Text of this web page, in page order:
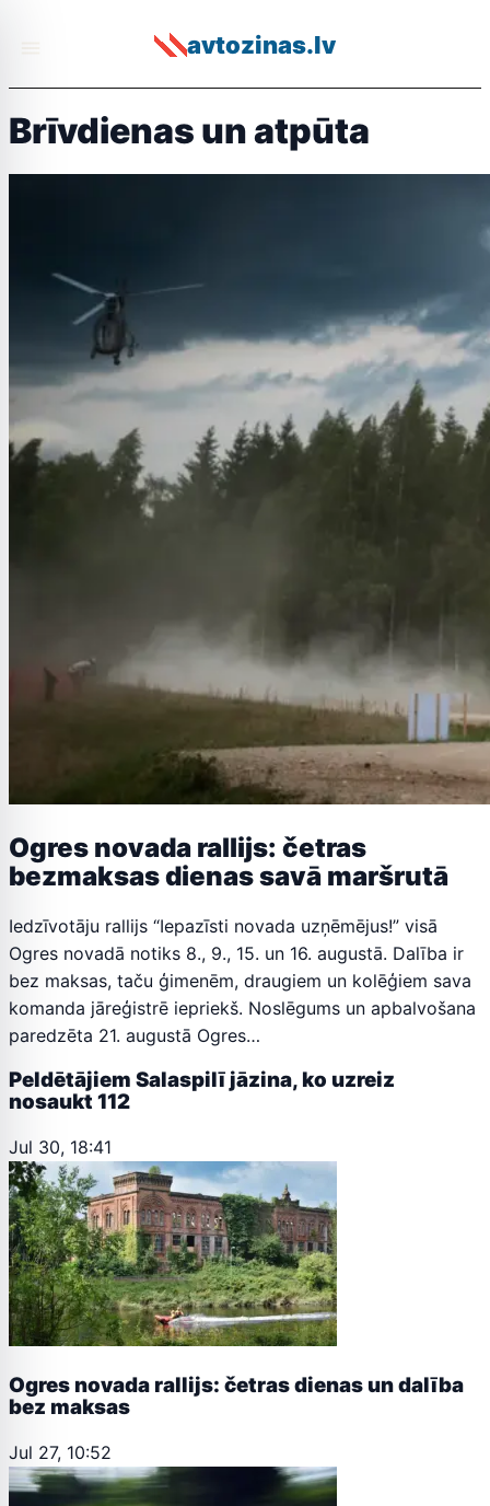
avtozinas.lv
Brīvdienas un atpūta
Ogres novada rallijs: četras
bezmaksas dienas savā maršrutā
Iedzīvotāju rallijs “Iepazīsti novada uzņēmējus!” visā
Ogres novadā notiks 8., 9., 15. un 16. augustā. Dalība ir
bez maksas, taču ģimenēm, draugiem un kolēģiem sava
komanda jāreģistrē iepriekš. Noslēgums un apbalvošana
paredzēta 21. augustā Ogres…
Peldētājiem Salaspilī jāzina, ko uzreiz
nosaukt 112
Jul 30, 18:41
Ogres novada rallijs: četras dienas un dalība
bez maksas
Jul 27, 10:52